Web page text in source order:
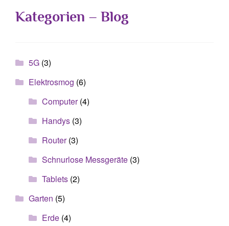
Kategorien – Blog
5G(3)
Elektrosmog (6)
Computer(4)
Handys(3)
Router(3)
Schnurlose Messgeräte(3)
Tablets(2)
Garten (5)
Erde(4)